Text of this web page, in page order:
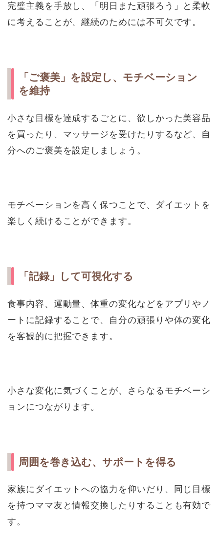
完璧主義を手放し、「明日また頑張ろう」と柔軟
に考えることが、継続のためには不可欠です。
「ご褒美」を設定し、モチベーション
を維持
小さな目標を達成するごとに、欲しかった美容品
を買ったり、マッサージを受けたりするなど、自
分へのご褒美を設定しましょう。
モチベーションを高く保つことで、ダイエットを
楽しく続けることができます。
「記録」して可視化する
食事内容、運動量、体重の変化などをアプリやノ
ートに記録することで、自分の頑張りや体の変化
を客観的に把握できます。
小さな変化に気づくことが、さらなるモチベーシ
ョンにつながります。
周囲を巻き込む、サポートを得る
家族にダイエットへの協力を仰いだり、同じ目標
を持つママ友と情報交換したりすることも有効で
す。